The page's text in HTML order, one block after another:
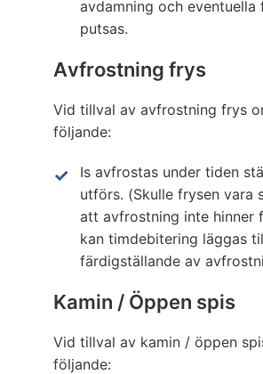
avdamning och eventuella
putsas.
Avfrostning frys
Vid tillval av avfrostning frys
följande:
Is avfrostas under tiden
utförs. (Skulle frysen vara
att avfrostning inte hinner
kan timdebitering läggas
färdigställande av
Kamin / Öppen spis
Vid tillval av kamin / öppen
följande: